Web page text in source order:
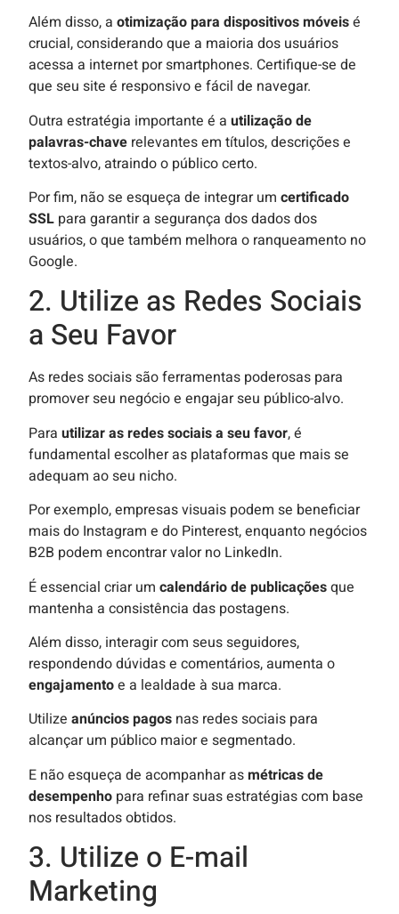
Além disso, a otimização para dispositivos móveisé
crucial, considerando que a maioria dos usuários
acessa a internet por smartphones. Certifique-se de
que seu site é responsivo e fácil de navegar.
Outra estratégia importante é a utilização de
palavras-chave relevantes em títulos, descrições e
textos-alvo, atraindo o público certo.
Por fim, não se esqueça de integrar um certificado
SSL para garantir a segurança dos dados dos
usuários, o que também melhora o ranqueamento no
Google.
2. Utilize as Redes Sociais
a Seu Favor
As redes sociais são ferramentas poderosas para
promover seu negócio e engajar seu público-alvo.
Para utilizar as redes sociais a seu favor, é
fundamental escolher as plataformas que mais se
adequam ao seu nicho.
Por exemplo, empresas visuais podem se beneficiar
mais do Instagram e do Pinterest, enquanto negócios
B2B podem encontrar valor no LinkedIn.
É essencial criar um calendário de publicaçõesque
mantenha a consistência das postagens.
Além disso, interagir com seus seguidores,
respondendo dúvidas e comentários, aumenta o
engajamentoe a lealdade à sua marca.
Utilize anúncios pagos nas redes sociais para
alcançar um público maior e segmentado.
E não esqueça de acompanhar asmétricas de
desempenho para refinar suas estratégias com base
nos resultados obtidos.
3. Utilize o E-mail
Marketing